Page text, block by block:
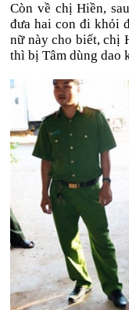
Còn về chị Hiền,
đưa hai con đi khỏi
nữ này cho biết, chị
thì bị Tâm dùng dao